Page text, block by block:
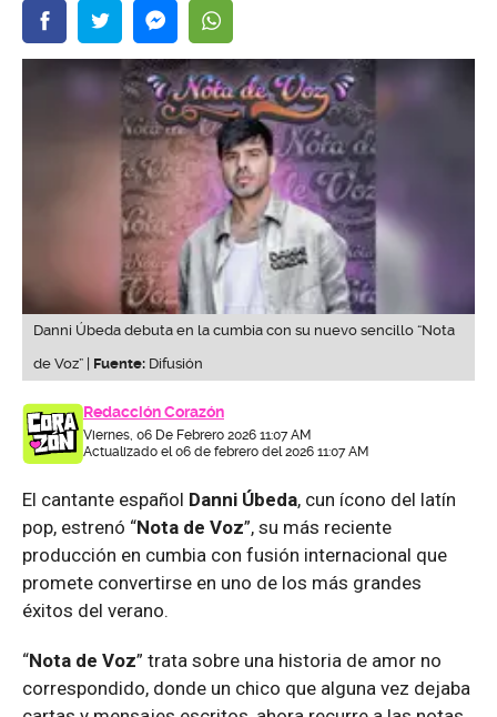
Danni Úbeda debuta en la cumbia con su nuevo sencillo “Nota
de Voz” | Fuente: Difusión
Redacción Corazón
Viernes, 06 De Febrero 2026 11:07 AM
Actualizado el 06 de febrero del 2026 11:07 AM
El cantante español Danni Úbeda, cun ícono del latín
pop, estrenó “Nota de Voz”, su más reciente
producción en cumbia con fusión internacional que
promete convertirse en uno de los más grandes
éxitos del verano.
“Nota de Voz” trata sobre una historia de amor no
correspondido, donde un chico que alguna vez dejaba